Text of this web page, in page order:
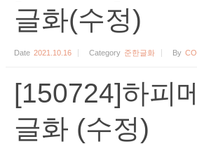
글화(수정)
Date 2021.10.16 Category 준한글화 By
[150724]하피
글화 (수정)